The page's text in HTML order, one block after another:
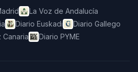
La Voz de Andalucía
Diario Euskadi
Diario Gallego
Canaria
Diario PYME